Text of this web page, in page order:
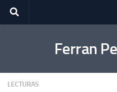
Saltar al contenido
Ferran
LECTURAS